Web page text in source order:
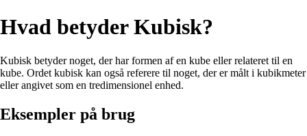
Hvad betyder Kubisk?
Kubisk betyder noget, der har formen af en kube eller relateret til en
kube. Ordet kubisk kan også referere til noget, der er målt i kubikmeter
eller angivet som en tredimensionel enhed.
Eksempler på brug